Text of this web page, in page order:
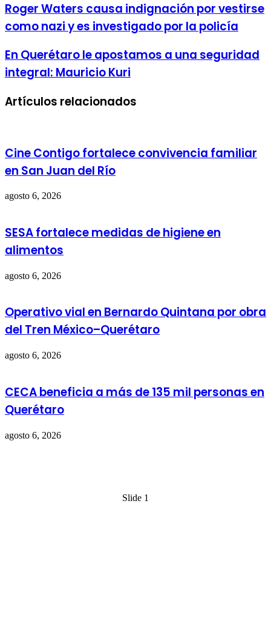
Roger Waters causa indignación por vestirse
como nazi y es investigado por la policía
En Querétaro le apostamos a una seguridad
integral: Mauricio Kuri
Artículos relacionados
Cine Contigo fortalece convivencia familiar
en San Juan del Río
agosto 6, 2026
SESA fortalece medidas de higiene en
alimentos
agosto 6, 2026
Operativo vial en Bernardo Quintana por obra
del Tren México–Querétaro
agosto 6, 2026
CECA beneficia a más de 135 mil personas en
Querétaro
agosto 6, 2026
Slide 1